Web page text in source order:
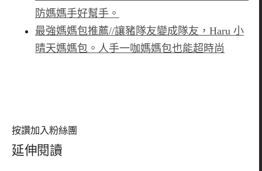
防媽媽手好幫手。
最強媽媽包推薦//讓豬隊友變成隊友，Haru 小
晴天媽媽包。人手一咖媽媽包也能超時尚
按讚加入粉絲團
延伸閱讀